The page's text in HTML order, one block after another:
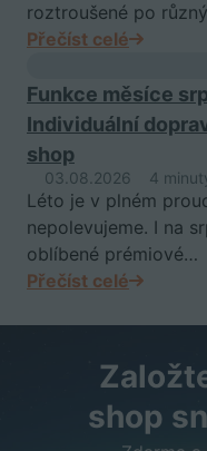
roztroušené po
Přečíst celé
Funkce měsíce
Individuální
shop
03.08.2026 4
Léto je v plném
nepolevujeme. I na
oblíbené prémiové…
Přečíst celé
shop